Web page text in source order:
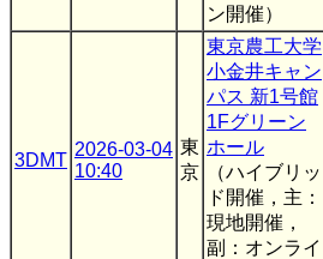
ン開催）
3DMT
2026-03-04
10:40
東
京
東京農工大学
小金井キャン
パス 新1号館
1Fグリーン
ホール
（ハイブリッ
ド開催，主：
現地開催，
副：オンライ